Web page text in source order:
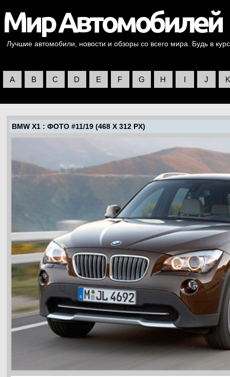
Лучшие автомобили, новости и обзоры со всего мира. Будь в
A B C D E F G H I J K
BMW X1 : ФОТО #11/19 (468 X 312 PX)